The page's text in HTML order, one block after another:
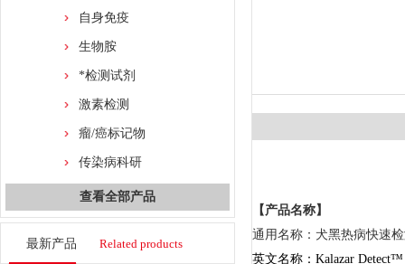
自身免疫
生物胺
*检测试剂
激素检测
瘤/癌标记物
传染病科研
查看全部产品
最新产品 Related products
【产品名称】
通用名称： 犬黑热病快速
英文名称： Kalazar Detect